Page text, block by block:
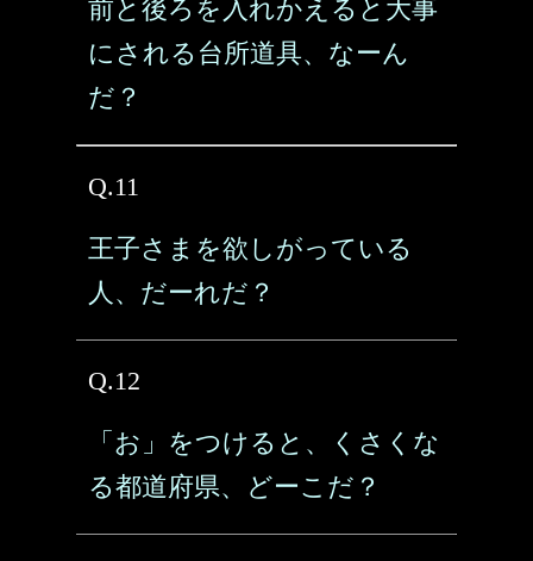
前と後ろを入れかえると大事
にされる台所道具、なーん
だ？
Q.11
王子さまを欲しがっている
人、だーれだ？
Q.12
「お」をつけると、くさくな
る都道府県、どーこだ？